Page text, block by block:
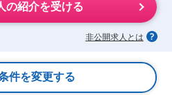
の紹介を受ける
非公開求人とは
件を変更する